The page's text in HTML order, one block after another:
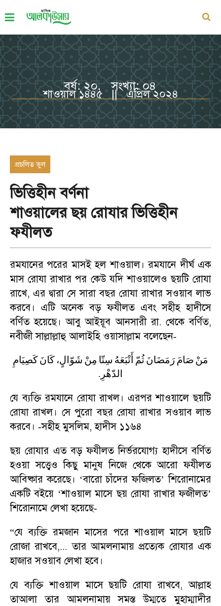
বর্ষ: ২০, সংখ্যা: ০৪
শাওয়াল ১৪৪৫ || এপ্রিল ২০২৪
প্রচলিত ভুল
ভিত্তিহীন বর্ণনা
শাওয়ালের ছয় রোযার ভিত্তিহীন
ফযীলত
রমযানের পরের মাসই হল শাওয়াল। রমযানে দীর্ঘ এক
মাস রোযা রাখার পর কেউ যদি শাওয়ালেও ছয়টি রোযা
রাখে, এর দ্বারা সে সারা বছর রোযা রাখার সওয়াব লাভ
করবে। এটি অনেক বড় ফযীলত এবং সহীহ হাদীসে
বর্ণিত হয়েছে। আবু আইয়ূব আনসারী রা. থেকে বর্ণিত,
নবীজী সাল্লাল্লাহু আলাইহি ওয়াসাল্লাম বলেছেন-
مَنْ صَامَرَمَضَانَ ثُمّ أَتْبَعَهُ سِتّا مِنْ شَوّالٍ، كَانَكَصِيَامِ
الدّهْرِ .
যে ব্যক্তি রমযানে রোযা রাখল। এরপর শাওয়ালে ছয়টি
রোযা রাখল। সে পুরো বছর রোযা রাখার সওয়াব লাভ
করবে। -সহীহ মুসলিম,হাদীস ১১৬৪
ছয় রোযার এত বড় ফযীলত নির্ভরযোগ্য হাদীসে বর্ণিত
হওয়া সত্ত্বেও কিছু মানুষ নিজে থেকে আরো ফযীলত
আবিষ্কার করেছে। ‘বারো চাঁদের ফজিলত’শিরোনামের
একটি বইয়ে ‘শাওয়াল মাসে ছয় রোযা রাখার ফজীলত’
শিরোনামে লেখা হয়েছে-
“যে ব্যক্তি রমজান মাসের পরে শাওয়াল মাসে ছয়টি
রোজা রাখবে,...তার আমলনামায় প্রত্যেক রোযার এক
হাজার সওয়াব লেখা হবে।
যে ব্যক্তি শাওয়াল মাসে ছয়টি রোযা রাখবে,আল্লাহ
তাআলা তার আমলনামায় সমস্ত উম্মতে মুহাম্মাদীর